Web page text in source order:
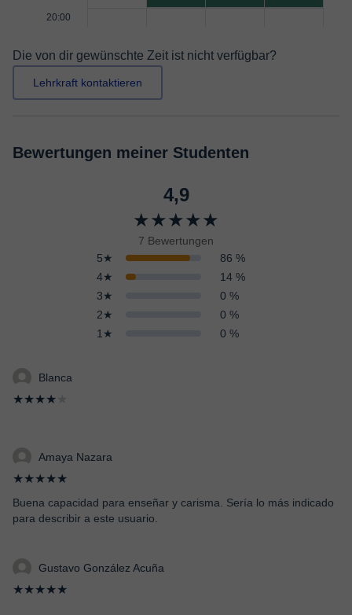
20:00
Die von dir gewünschte Zeit ist nicht verfügbar?
Lehrkraft kontaktieren
Bewertungen meiner Studenten
4,9
★★★★★
7 Bewertungen
5★
86 %
4★
14 %
3★
0 %
2★
0 %
1★
0 %
Blanca
★★★★
Amaya Nazara
★★★★★
Buena capacidad para enseñar y carisma. Sería lo más indicado
para describir a este usuario.
Gustavo González Acuña
★★★★★